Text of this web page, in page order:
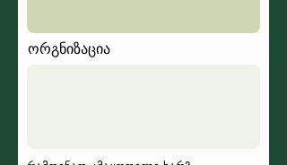
ორგნიზაცია